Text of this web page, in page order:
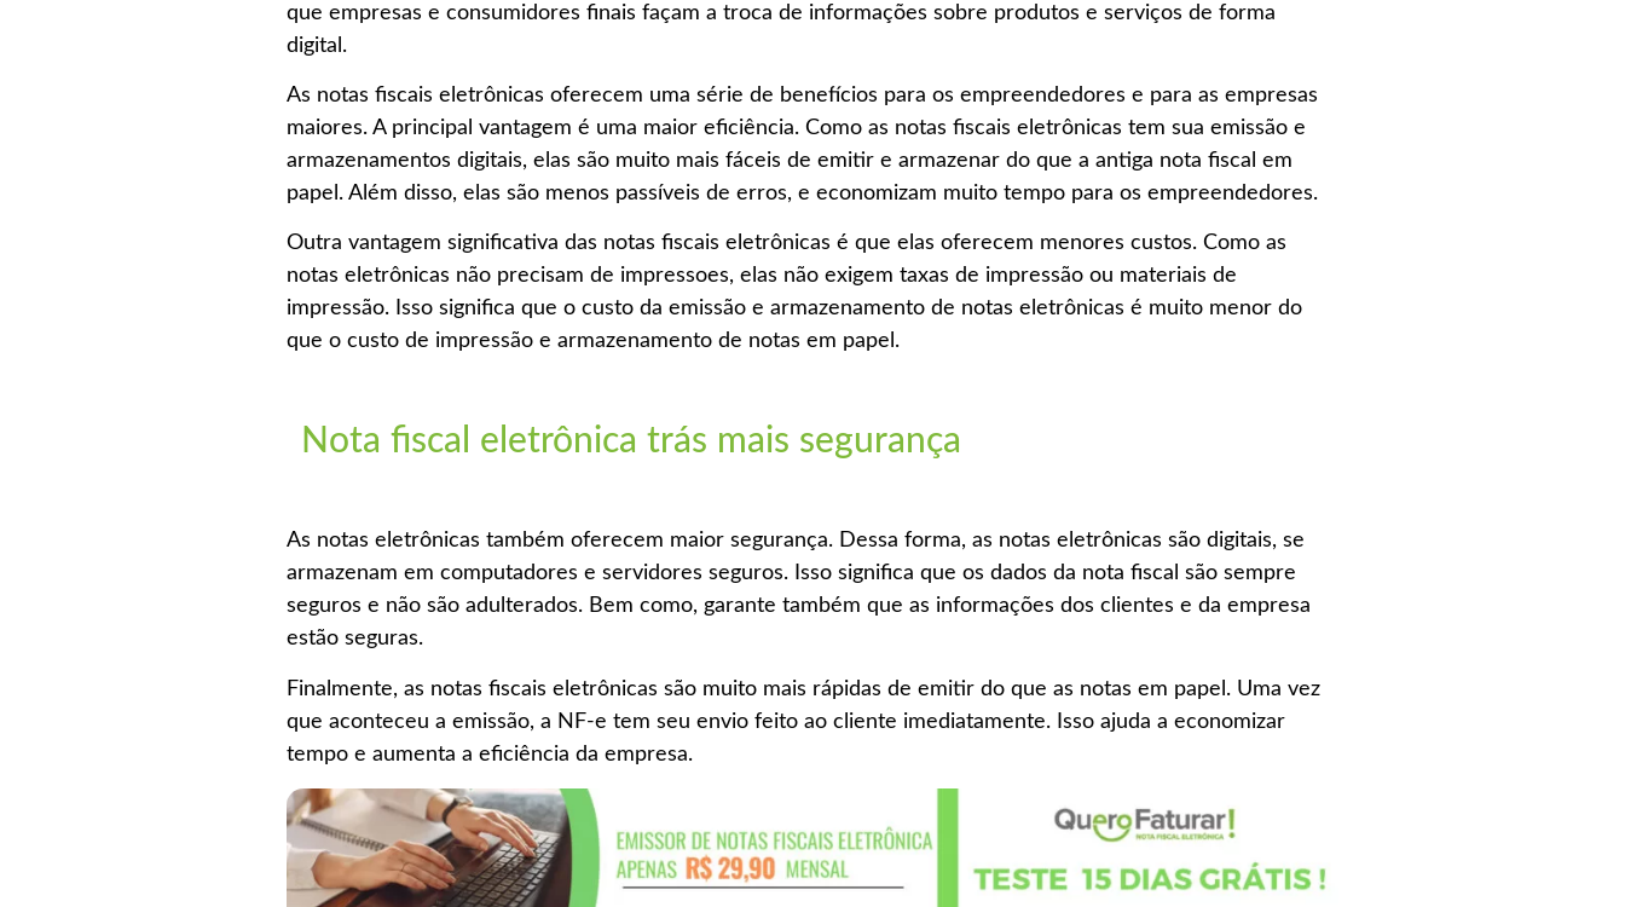
que empresas e consumidores finais façam a troca de informações sobre produtos e serviços de forma
digital.
As notas fiscais eletrônicas oferecem uma série de benefícios para os empreendedores e para as empresas
maiores. A principal vantagem é uma maior eficiência. Como as notas fiscais eletrônicas tem sua emissão e
armazenamentos digitais, elas são muito mais fáceis de emitir e armazenar do que a antiga nota fiscal em
papel. Além disso, elas são menos passíveis de erros, e economizam muito tempo para os empreendedores.
Outra vantagem significativa das notas fiscais eletrônicas é que elas oferecem menores custos. Como as
notas eletrônicas não precisam de impressoes, elas não exigem taxas de impressão ou materiais de
impressão. Isso significa que o custo da emissão e armazenamento de notas eletrônicas é muito menor do
que o custo de impressão e armazenamento de notas em papel.
Nota fiscal eletrônica trás mais segurança
As notas eletrônicas também oferecem maior segurança. Dessa forma, as notas eletrônicas são digitais, se
armazenam em computadores e servidores seguros. Isso significa que os dados da nota fiscal são sempre
seguros e não são adulterados. Bem como, garante também que as informações dos clientes e da empresa
estão seguras.
Finalmente, as notas fiscais eletrônicas são muito mais rápidas de emitir do que as notas em papel. Uma vez
que aconteceu a emissão, a NF-e tem seu envio feito ao cliente imediatamente. Isso ajuda a economizar
tempo e aumenta a eficiência da empresa.